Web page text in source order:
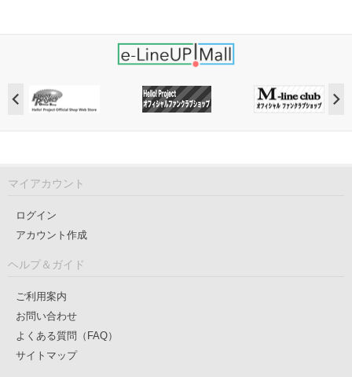
マイアカウント
ログイン
アカウント作成
ヘルプ＆ガイド
ご利用案内
お問い合わせ
よくある質問（FAQ）
サイトマップ